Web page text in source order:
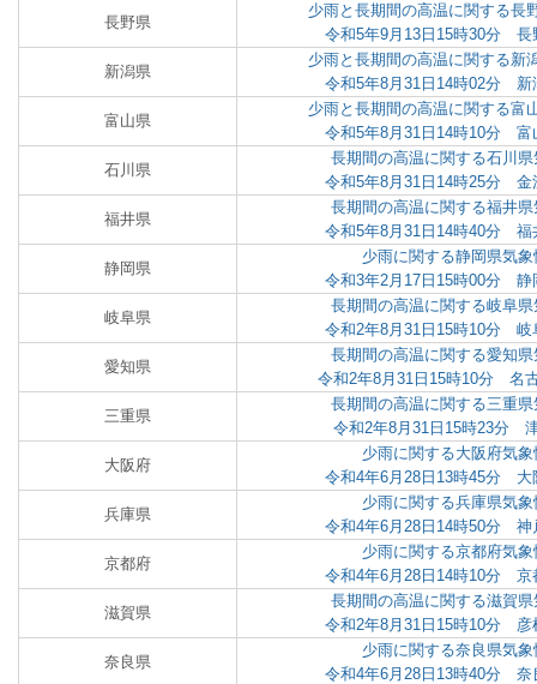
長野県
少雨と長期間の高温に関する
令和5年9月13日15時30分 長
新潟県
少雨と長期間の高温に関する
令和5年8月31日14時02分 新
富山県
少雨と長期間の高温に関する
令和5年8月31日14時10分 富
石川県
長期間の高温に関する石川
令和5年8月31日14時25分 金
福井県
長期間の高温に関する福井
令和5年8月31日14時40分 福
静岡県
少雨に関する静岡県気
令和3年2月17日15時00分 静
岐阜県
長期間の高温に関する岐阜
令和2年8月31日15時10分 岐
愛知県
長期間の高温に関する愛知
令和2年8月31日15時10分 名
三重県
長期間の高温に関する三重
令和2年8月31日15時23分
大阪府
少雨に関する大阪府気
令和4年6月28日13時45分 大
兵庫県
少雨に関する兵庫県気
令和4年6月28日14時50分 神
京都府
少雨に関する京都府気
令和4年6月28日14時10分 京
滋賀県
長期間の高温に関する滋賀
令和2年8月31日15時10分 彦
奈良県
少雨に関する奈良県気
令和4年6月28日13時40分 奈